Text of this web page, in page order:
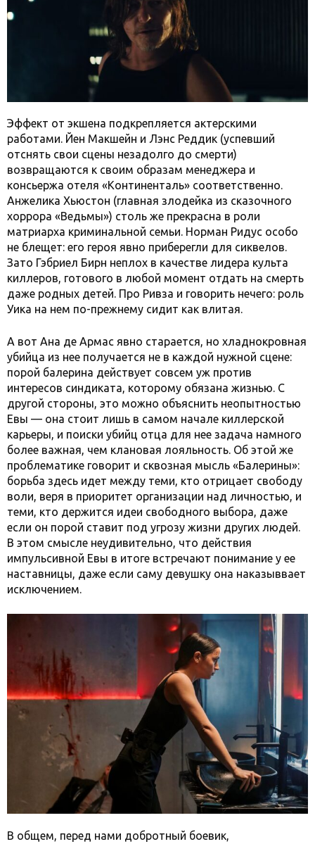
Эффект от экшена подкрепляется актерскими
работами. Йен Макшейн и Лэнс Реддик (успевший
отснять свои сцены незадолго до смерти)
возвращаются к своим образам менеджера и
консьержа отеля «Континенталь» соответственно.
Анжелика Хьюстон (главная злодейка из сказочного
хоррора «Ведьмы») столь же прекрасна в роли
матриарха криминальной семьи. Норман Ридус особо
не блещет: его героя явно приберегли для сиквелов.
Зато Гэбриел Бирн неплох в качестве лидера культа
киллеров, готового в любой момент отдать на смерть
даже родных детей. Про Ривза и говорить нечего: роль
Уика на нем по-прежнему сидит как влитая.
А вот Ана де Армас явно старается, но хладнокровная
убийца из нее получается не в каждой нужной сцене:
порой балерина действует совсем уж против
интересов синдиката, которому обязана жизнью. С
другой стороны, это можно объяснить неопытностью
Евы — она стоит лишь в самом начале киллерской
карьеры, и поиски убийц отца для нее задача намного
более важная, чем клановая лояльность. Об этой же
проблематике говорит и сквозная мысль «Балерины»:
борьба здесь идет между теми, кто отрицает свободу
воли, веря в приоритет организации над личностью, и
теми, кто держится идеи свободного выбора, даже
если он порой ставит под угрозу жизни других людей.
В этом смысле неудивительно, что действия
импульсивной Евы в итоге встречают понимание у ее
наставницы, даже если саму девушку она наказыввает
исключением.
В общем, перед нами добротный боевик,